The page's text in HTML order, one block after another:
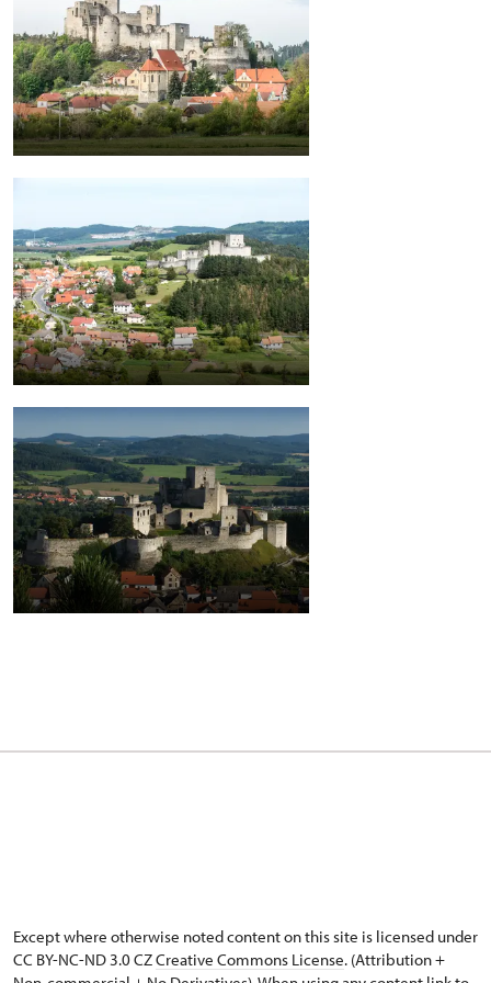
Except where otherwise noted content on this site is licensed under
CC BY-NC-ND 3.0 CZCreative Commons License. (Attribution +